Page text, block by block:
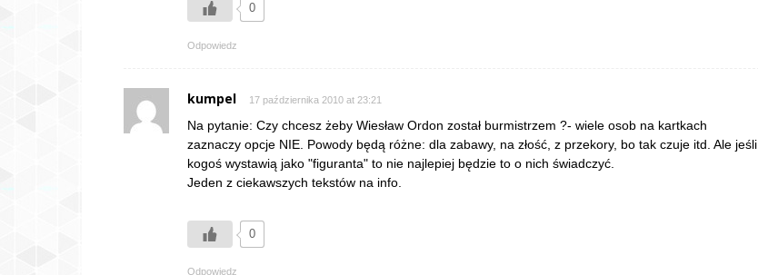
0
Odpowiedz
kumpel 17 października 2010 at 23:21
Na pytanie: Czy chcesz żeby Wiesław Ordon został burmistrzem ?- wiele osob na kartkach
zaznaczy opcje NIE. Powody będą różne: dla zabawy, na złość, z przekory, bo tak czuje itd. Ale jeśli
kogoś wystawią jako "figuranta" to nie najlepiej będzie to o nich świadczyć.
Jeden z ciekawszych tekstów na info.
0
Odpowiedz